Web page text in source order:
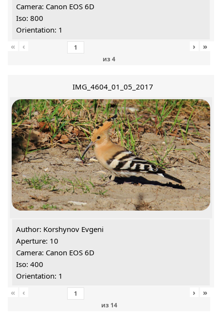
Camera: Canon EOS 6D
Iso: 800
Orientation: 1
«
‹
из 4
› »
IMG_4604_01_05_2017
Author: Korshynov Evgeni
Aperture: 10
Camera: Canon EOS 6D
Iso: 400
Orientation: 1
«
‹
из 14
› »